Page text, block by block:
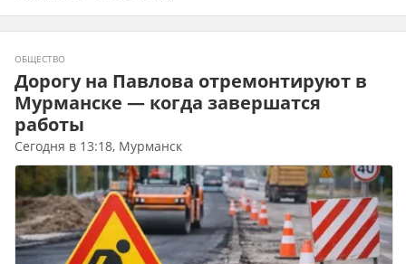
ОБЩЕСТВО
Дорогу на Павлова отремонтируют в
Мурманске — когда завершатся
работы
Сегодня в 13:18, Мурманск